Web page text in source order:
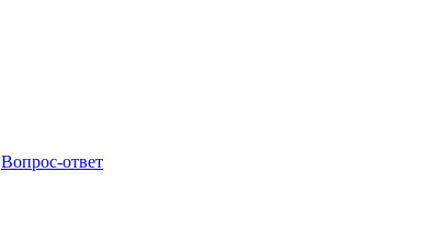
Вопрос-ответ